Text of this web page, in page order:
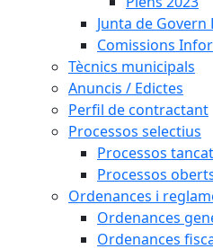
Junta de Govern
Comissions
Tècnics municipals
Anuncis / Edictes
Perfil de contractant
Processos selectius
Processos
Processos
Ordenances i
Ordenances
Ordenances